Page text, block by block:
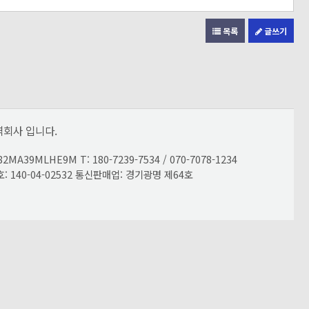
목록 글쓰기
사 입니다.
T: 180-7239-7534 / 070-7078-1234
140-04-02532 통신판매업: 경기광명 제64호